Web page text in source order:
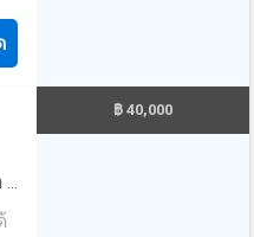
·
฿ 40,000